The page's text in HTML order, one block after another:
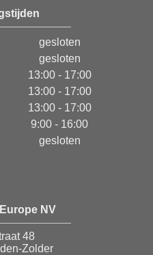
gesloten
gesloten
13:00 - 17:00
13:00 - 17:00
13:00 - 17:00
9:00 - 16:00
gesloten
NV
48
Zolder